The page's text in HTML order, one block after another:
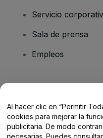
Servicio
Sala de prensa
Empleos
Centro de Ayuda /
Al hacer clic en “Permitir
cookies para mejorar la
publicitaria. De modo
necesarias. Puedes